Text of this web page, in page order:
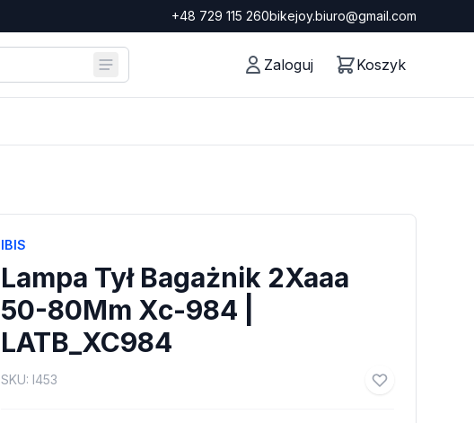
+48 729 115 260bikejoy.biuro@gmail.com
Zaloguj Koszyk
IBIS
Lampa Tył Bagażnik 2Xaaa
50-80Mm Xc-984 |
LATB_XC984
SKU: I453